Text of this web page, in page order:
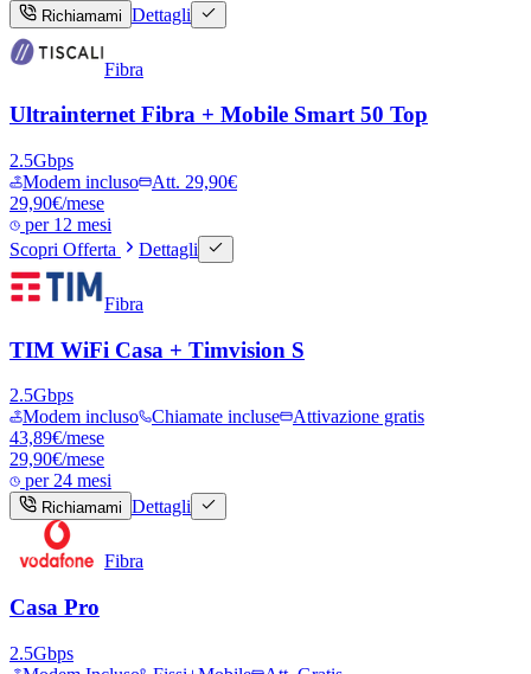
Richiamami Dettagli
Fibra
Ultrainternet Fibra + Mobile Smart 50 Top
2.5Gbps
Modem incluso
Att. 29,90€
29,90€/mese
per 12 mesi
Scopri Offerta
Dettagli
Fibra
TIM WiFi Casa + Timvision S
2.5Gbps
Modem incluso
Chiamate incluse
Attivazione gratis
43,89€/mese
29,90€/mese
per 24 mesi
Richiamami Dettagli
Fibra
Casa Pro
2.5Gbps